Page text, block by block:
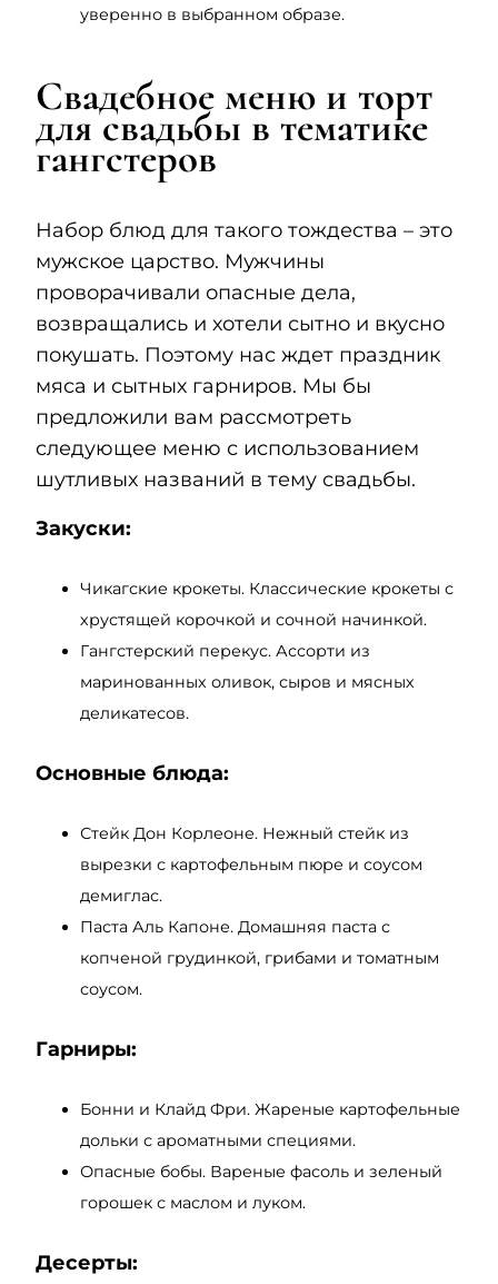
уверенно в выбранном образе.
Свадебное меню и торт
для свадьбы в тематике
гангстеров
Набор блюд для такого тождества – это
мужское царство. Мужчины
проворачивали опасные дела,
возвращались и хотели сытно и вкусно
покушать. Поэтому нас ждет праздник
мяса и сытных гарниров. Мы бы
предложили вам рассмотреть
следующее меню с использованием
шутливых названий в тему свадьбы.
Закуски:
Чикагские крокеты. Классические крокеты с
хрустящей корочкой и сочной начинкой.
Гангстерский перекус. Ассорти из
маринованных оливок, сыров и мясных
деликатесов.
Основные блюда:
Стейк Дон Корлеоне. Нежный стейк из
вырезки с картофельным пюре и соусом
демиглас.
Паста Аль Капоне. Домашняя паста с
копченой грудинкой, грибами и томатным
соусом.
Гарниры:
Бонни и Клайд Фри. Жареные картофельные
дольки с ароматными специями.
Опасные бобы. Вареные фасоль и зеленый
горошек с маслом и луком.
Десерты: